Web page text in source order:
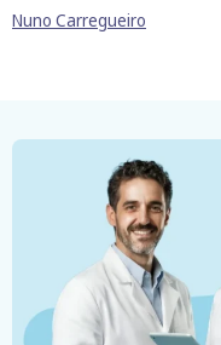
Nuno Carregueiro